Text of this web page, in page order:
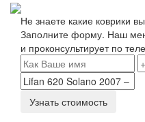
Не знаете какие коврики
Заполните форму. Наш
и проконсультирует по
Узнать стоимость